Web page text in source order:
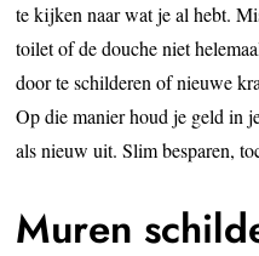
te kijken naar wat je al hebt.
toilet of de douche niet
door te schilderen of nieuwe
Op die manier houd je geld in
als nieuw uit. Slim besparen,
Muren